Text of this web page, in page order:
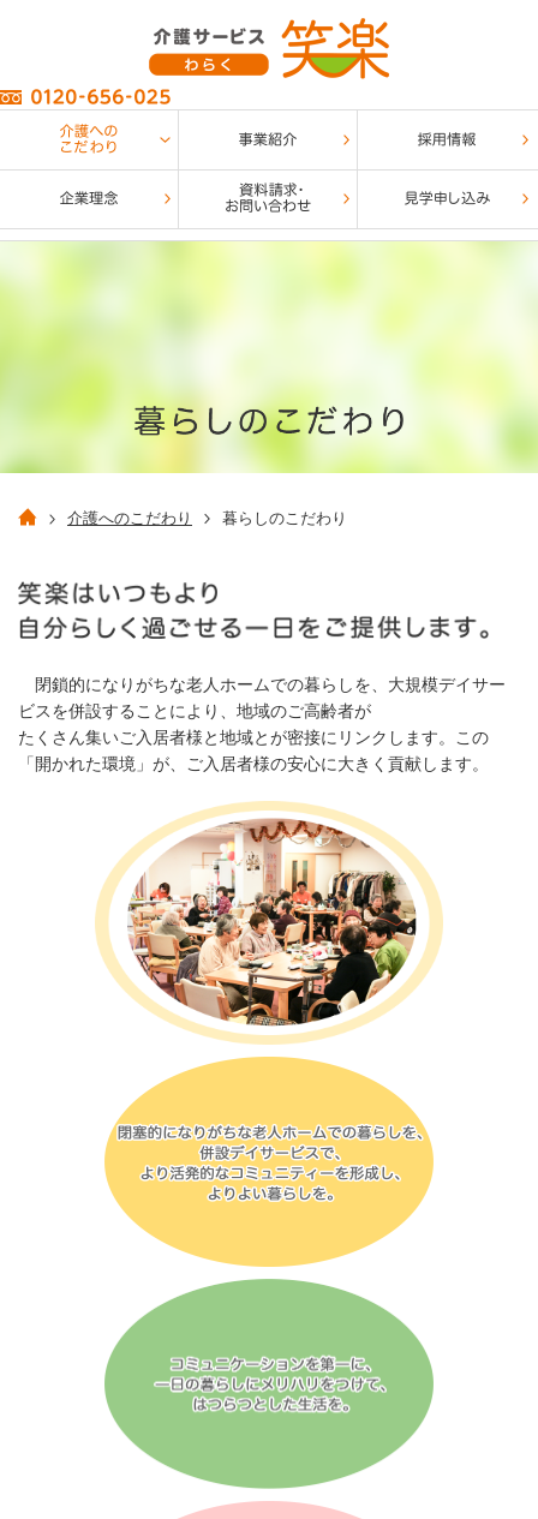
介護へのこだわり 暮らしのこだわり
閉鎖的になりがちな老人ホームでの暮らしを、大規模デイサー
ビスを併設することにより、地域のご高齢者が
たくさん集いご入居者様と地域とが密接にリンクします。この
「開かれた環境」が、ご入居者様の安心に大きく貢献します。